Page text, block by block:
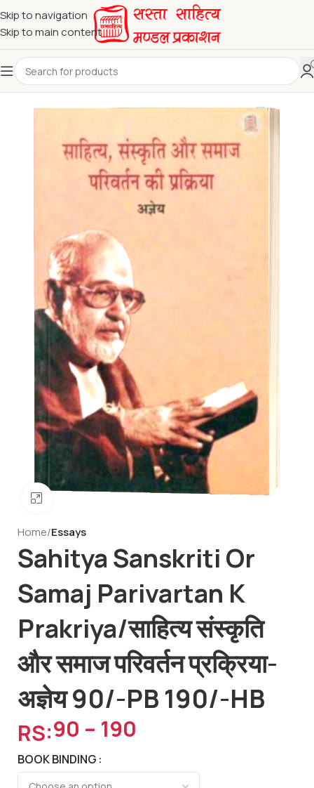
Skip to navigation
Skip to main content
Home Essays
Sahitya Sanskriti Or
Samaj Parivartan K
Prakriya/साहित्य संस्कृति
और समाज परिवर्तन प्रक्रिया-
अज्ञेय 90/-PB 190/-HB
RS:90 – 190
BOOK BINDING